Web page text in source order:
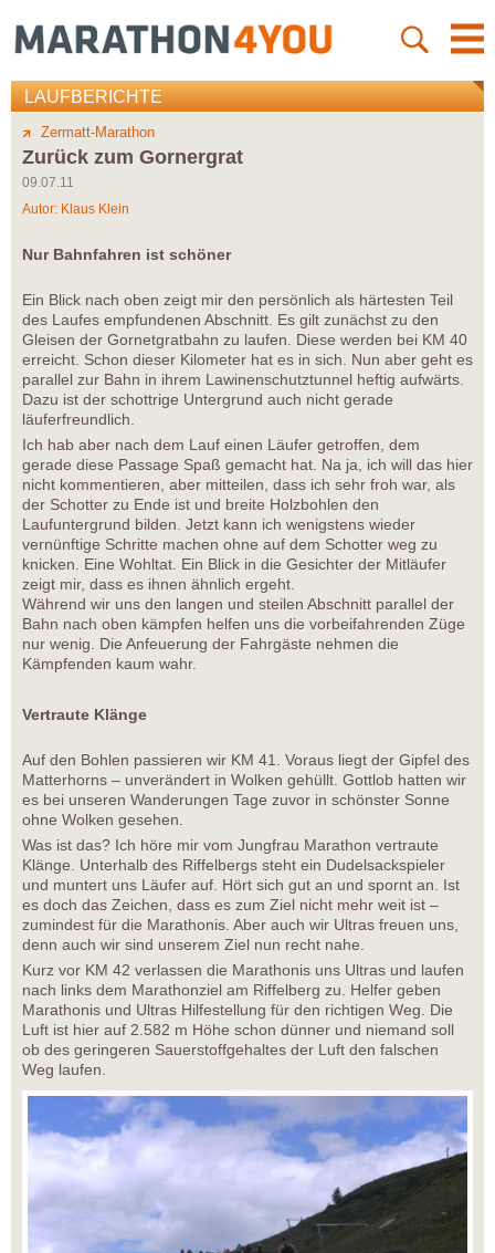
LAUFBERICHTE
Zermatt-Marathon
Zurück zum Gornergrat
09.07.11
Autor: Klaus Klein
Nur Bahnfahren ist schöner
Ein Blick nach oben zeigt mir den persönlich als härtesten Teil
des Laufes empfundenen Abschnitt. Es gilt zunächst zu den
Gleisen der Gornetgratbahn zu laufen. Diese werden bei KM 40
erreicht. Schon dieser Kilometer hat es in sich. Nun aber geht es
parallel zur Bahn in ihrem Lawinenschutztunnel heftig aufwärts.
Dazu ist der schottrige Untergrund auch nicht gerade
läuferfreundlich.
Ich hab aber nach dem Lauf einen Läufer getroffen, dem
gerade diese Passage Spaß gemacht hat. Na ja, ich will das hier
nicht kommentieren, aber mitteilen, dass ich sehr froh war, als
der Schotter zu Ende ist und breite Holzbohlen den
Laufuntergrund bilden. Jetzt kann ich wenigstens wieder
vernünftige Schritte machen ohne auf dem Schotter weg zu
knicken. Eine Wohltat. Ein Blick in die Gesichter der Mitläufer
zeigt mir, dass es ihnen ähnlich ergeht.
Während wir uns den langen und steilen Abschnitt parallel der
Bahn nach oben kämpfen helfen uns die vorbeifahrenden Züge
nur wenig. Die Anfeuerung der Fahrgäste nehmen die
Kämpfenden kaum wahr.
Vertraute Klänge
Auf den Bohlen passieren wir KM 41. Voraus liegt der Gipfel des
Matterhorns – unverändert in Wolken gehüllt. Gottlob hatten wir
es bei unseren Wanderungen Tage zuvor in schönster Sonne
ohne Wolken gesehen.
Was ist das? Ich höre mir vom Jungfrau Marathon vertraute
Klänge. Unterhalb des Riffelbergs steht ein Dudelsackspieler
und muntert uns Läufer auf. Hört sich gut an und spornt an. Ist
es doch das Zeichen, dass es zum Ziel nicht mehr weit ist –
zumindest für die Marathonis. Aber auch wir Ultras freuen uns,
denn auch wir sind unserem Ziel nun recht nahe.
Kurz vor KM 42 verlassen die Marathonis uns Ultras und laufen
nach links dem Marathonziel am Riffelberg zu. Helfer geben
Marathonis und Ultras Hilfestellung für den richtigen Weg. Die
Luft ist hier auf 2.582 m Höhe schon dünner und niemand soll
ob des geringeren Sauerstoffgehaltes der Luft den falschen
Weg laufen.